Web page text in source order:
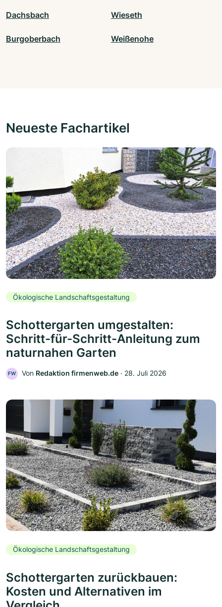
Dachsbach Wieseth
Burgoberbach Weißenohe
Neueste Fachartikel
Ökologische Landschaftsgestaltung
Schottergarten umgestalten:
Schritt-für-Schritt-Anleitung zum
naturnahen Garten
FW Von Redaktion firmenweb.de ‧ 28. Juli 2026
Ökologische Landschaftsgestaltung
Schottergarten zurückbauen:
Kosten und Alternativen im